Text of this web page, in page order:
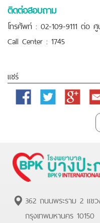
ติดต่อสอบถาม
โทรศัพท์ : 02-109-9111 ต่อ ศู
Call Center : 1745
แชร์
Facebook Twitter
Google
362 ถนนพระราม 2 แข
กรุงเทพมหานคร 10150